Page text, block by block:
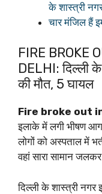
के शास्त्री
चार मंजिल हैं
FIRE BROKE
DELHI: दिल्ली
की मौत, 5 घायल
Fire broke out
इलाके में लगी भीषण
लोगों को अस्पताल में
वहां सारा सामान
दिल्ली के शास्त्री